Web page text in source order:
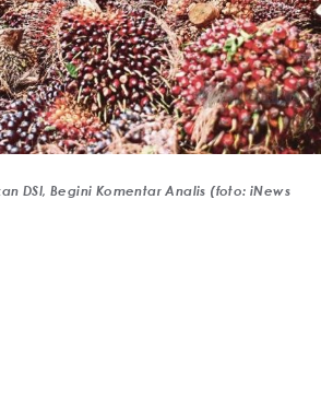
DSI, Begini Komentar Analis (foto: iNews